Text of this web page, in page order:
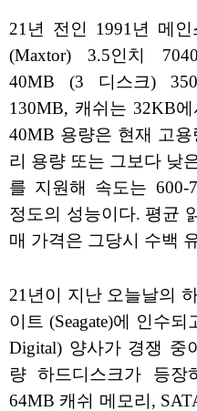
21년 전인 1991년 메
(Maxtor) 3.5인치
40MB (3 디스크)
130MB, 캐쉬는 32KB
40MB 용량은 현재 고
리 용량 또는 그보다 낮
를 지원해 속도는 600-
정도의 성능이다. 평균
매 가격은 그당시 수백
21년이 지난 오늘날의
이트 (Seagate)에 인수
Digital) 양사가 경쟁 중
량 하드디스크가 등장
64MB 캐쉬 메모리,